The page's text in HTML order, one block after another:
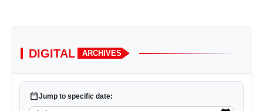
DIGITAL ARCHIVES
calendar_todayJump to specific date: